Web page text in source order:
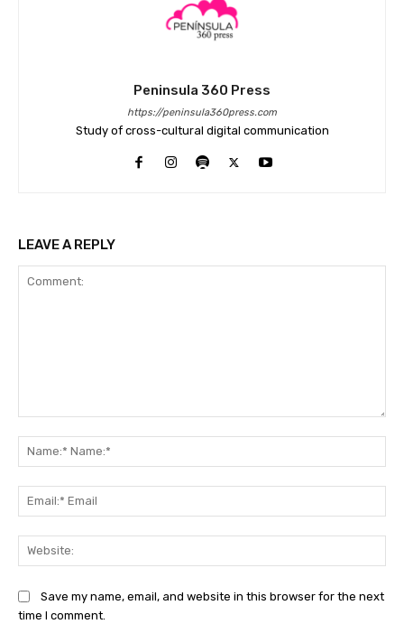
Peninsula 360 Press
https://peninsula360press.com
Study of cross-cultural digital communication
LEAVE A REPLY
Save my name, email, and website in this browser for the next
time I comment.